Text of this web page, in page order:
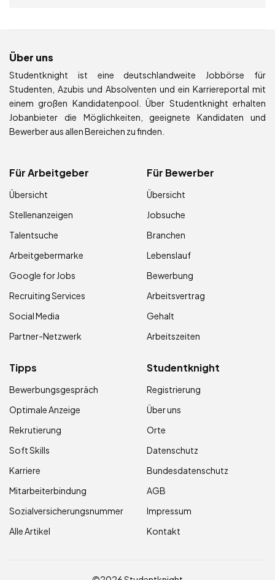
Über uns
Studentknight ist eine deutschlandweite Jobbörse für
Studenten, Azubis und Absolventen und ein Karriereportal mit
einem großen Kandidatenpool. Über Studentknight erhalten
Jobanbieter die Möglichkeiten, geeignete Kandidaten und
Bewerber aus allen Bereichen zu finden.
Für Arbeitgeber
Übersicht
Stellenanzeigen
Talentsuche
Arbeitgebermarke
Google for Jobs
Recruiting Services
Social Media
Partner-Netzwerk
Für Bewerber
Übersicht
Jobsuche
Branchen
Lebenslauf
Bewerbung
Arbeitsvertrag
Gehalt
Arbeitszeiten
Tipps
Bewerbungsgespräch
Optimale Anzeige
Rekrutierung
Soft Skills
Karriere
Mitarbeiterbindung
Sozialversicherungsnummer
Alle Artikel
Studentknight
Registrierung
Über uns
Orte
Datenschutz
Bundesdatenschutz
AGB
Impressum
Kontakt